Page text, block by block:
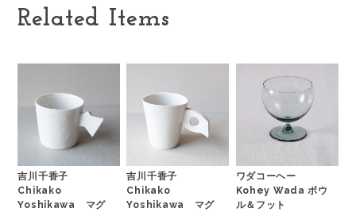
Related Items
吉川千香子
Chikako
Yoshikawa マグ
吉川千香子
Chikako
Yoshikawa マグ
ワダコーヘー
Kohey Wada ボウ
ル＆フット